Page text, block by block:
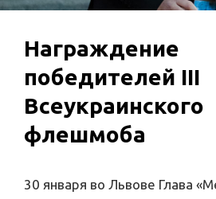
Награждение
победителей III
Всеукраинского
флешмоба
30 января во Львове Глава